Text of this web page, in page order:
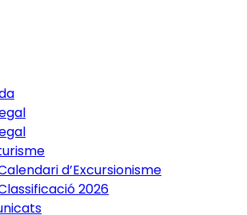
d’Excursionisme
2026